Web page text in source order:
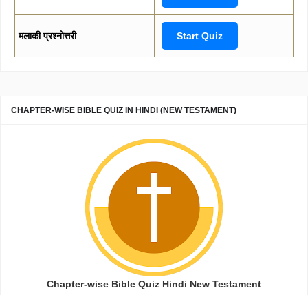
मलाकी प्रश्नोत्तरी Start Quiz
CHAPTER-WISE BIBLE QUIZ IN HINDI (NEW TESTAMENT)
Chapter-wise Bible Quiz Hindi New Testament